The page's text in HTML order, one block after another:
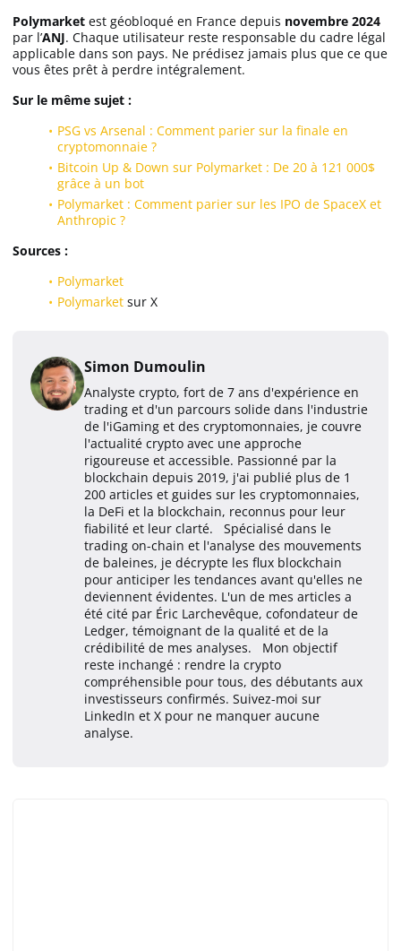
Polymarket est géobloqué en France depuis novembre 2024
par l’ANJ. Chaque utilisateur reste responsable du cadre légal
applicable dans son pays. Ne prédisez jamais plus que ce que
vous êtes prêt à perdre intégralement.
Sur le même sujet :
PSG vs Arsenal : Comment parier sur la finale en
cryptomonnaie ?
Bitcoin Up & Down sur Polymarket : De 20 à 121 000$
grâce à un bot
Polymarket : Comment parier sur les IPO de SpaceX et
Anthropic ?
Sources :
Polymarket
Polymarket sur X
Simon Dumoulin
Analyste crypto, fort de 7 ans d'expérience en
trading et d'un parcours solide dans l'industrie
de l'iGaming et des cryptomonnaies, je couvre
l'actualité crypto avec une approche
rigoureuse et accessible. Passionné par la
blockchain depuis 2019, j'ai publié plus de 1
200 articles et guides sur les cryptomonnaies,
la DeFi et la blockchain, reconnus pour leur
fiabilité et leur clarté. Spécialisé dans le
trading on-chain et l'analyse des mouvements
de baleines, je décrypte les flux blockchain
pour anticiper les tendances avant qu'elles ne
deviennent évidentes. L'un de mes articles a
été cité par Éric Larchevêque, cofondateur de
Ledger, témoignant de la qualité et de la
crédibilité de mes analyses. Mon objectif
reste inchangé : rendre la crypto
compréhensible pour tous, des débutants aux
investisseurs confirmés. Suivez-moi sur
LinkedIn et X pour ne manquer aucune
analyse.